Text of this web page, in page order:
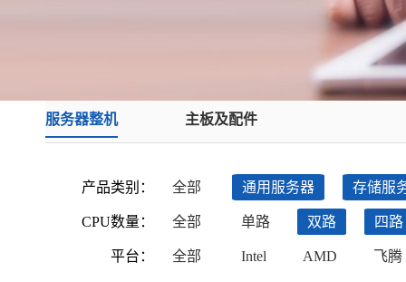
服务器整机 主板及配件
产品类别：
CPU数量：
平台：
全部 通用服务器 存储服
全部 单路 双路 四路
全部 Intel AMD 飞腾